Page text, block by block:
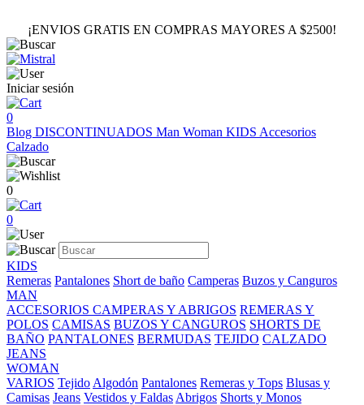
¡ENVIOS GRATIS EN COMPRAS MAYORES A $2500!
Iniciar sesión
0
Blog DISCONTINUADOS Man Woman KIDS Accesorios
Calzado
0
0
KIDS
Remeras Pantalones Short de baño Camperas Buzos y Canguros
MAN
ACCESORIOS CAMPERAS Y ABRIGOS REMERAS Y
POLOS CAMISAS BUZOS Y CANGUROS SHORTS DE
BAÑO PANTALONES BERMUDAS TEJIDO CALZADO
JEANS
WOMAN
VARIOS Tejido Algodón Pantalones Remeras y Tops Blusas y
Camisas Jeans Vestidos y Faldas Abrigos Shorts y Monos